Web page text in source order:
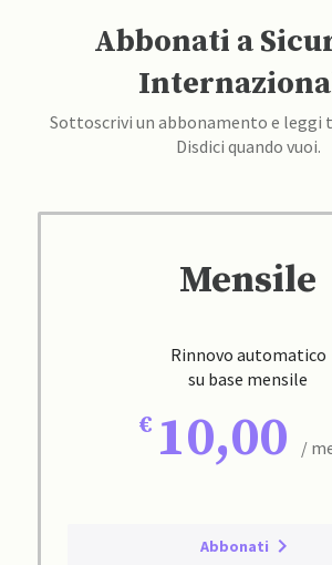
Abbonati a
Sottoscrivi un abbonamento e
Disdici quando vuoi.
Mensile
Rinnovo automatico
su base mensile
10,00 /
Abbonati